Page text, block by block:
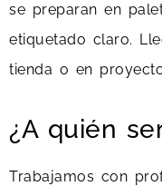
se preparan en
etiquetado claro.
tienda o en
¿A quién
Trabajamos con